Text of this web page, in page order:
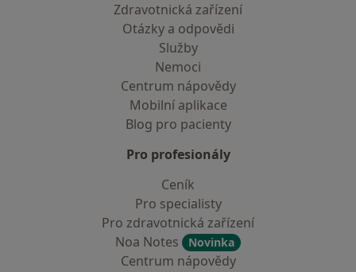
Zdravotnická zařízení
Otázky a odpovědi
Služby
Nemoci
Centrum nápovědy
Mobilní aplikace
Blog pro pacienty
Pro profesionály
Ceník
Pro specialisty
Pro zdravotnická zařízení
Noa Notes
Novinka
Centrum nápovědy